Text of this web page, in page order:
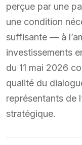
perçue par une
une condition
suffisante — à
investissements
du 11 mai 2026
qualité du
représentants de
stratégique.